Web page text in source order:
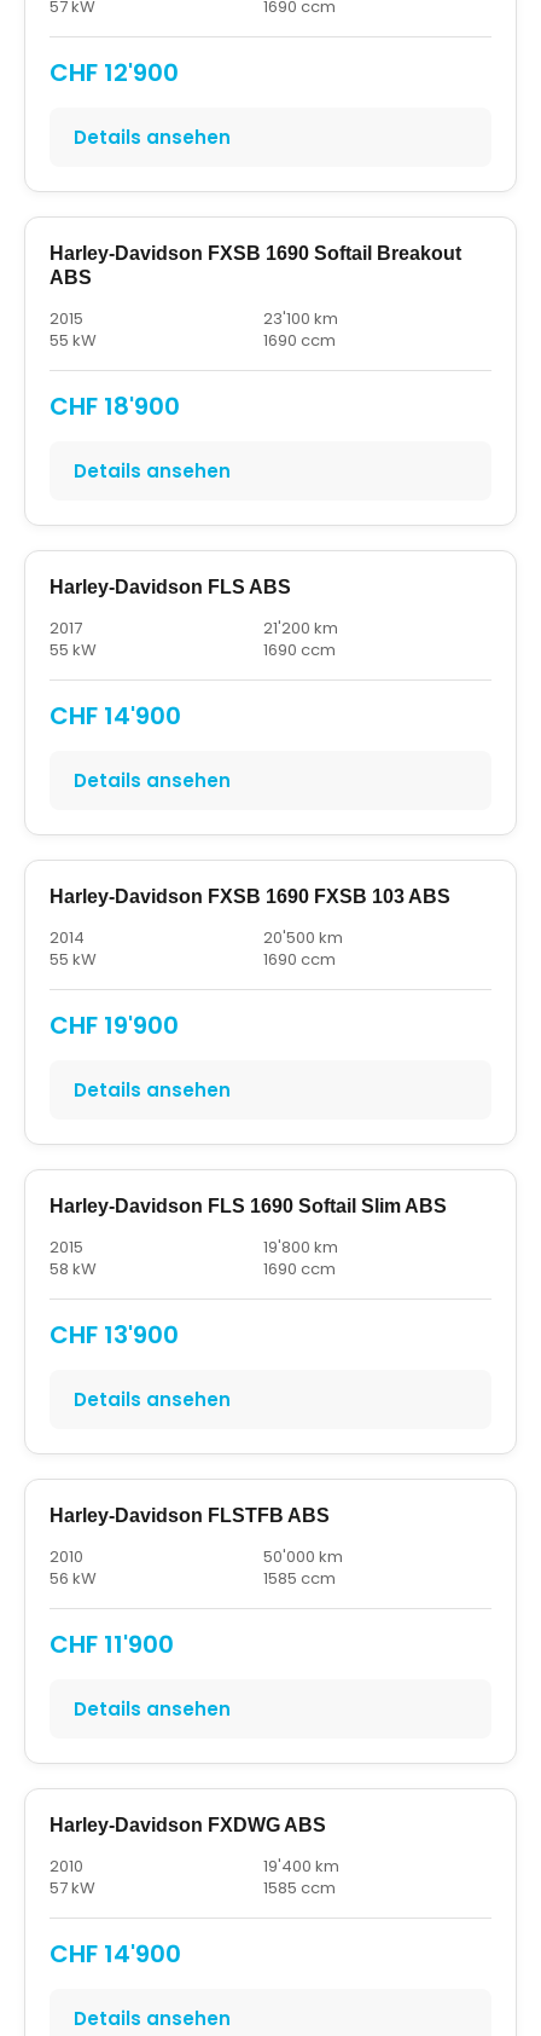
57 kW
1690 ccm
CHF 12'900
Details ansehen
Harley-Davidson FXSB 1690 Softail Breakout
ABS
2015
23'100 km
55 kW
1690 ccm
CHF 18'900
Details ansehen
Harley-Davidson FLS ABS
2017
21'200 km
55 kW
1690 ccm
CHF 14'900
Details ansehen
Harley-Davidson FXSB 1690 FXSB 103 ABS
2014
20'500 km
55 kW
1690 ccm
CHF 19'900
Details ansehen
Harley-Davidson FLS 1690 Softail Slim ABS
2015
19'800 km
58 kW
1690 ccm
CHF 13'900
Details ansehen
Harley-Davidson FLSTFB ABS
2010
50'000 km
56 kW
1585 ccm
CHF 11'900
Details ansehen
Harley-Davidson FXDWG ABS
2010
19'400 km
57 kW
1585 ccm
CHF 14'900
Details ansehen